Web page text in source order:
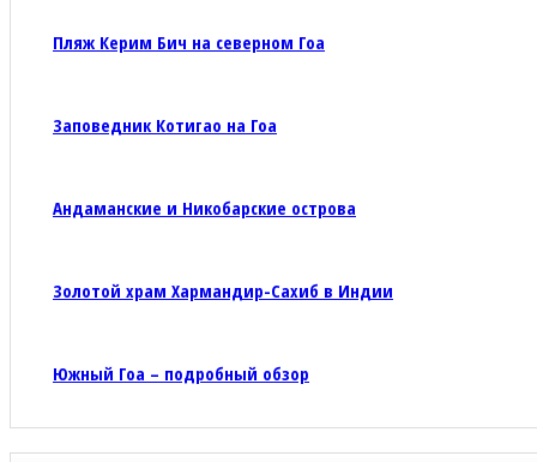
Пляж Керим Бич на северном Гоа
Заповедник Котигао на Гоа
Андаманские и Никобарские острова
Золотой храм Хармандир-Сахиб в Индии
Южный Гоа – подробный обзор